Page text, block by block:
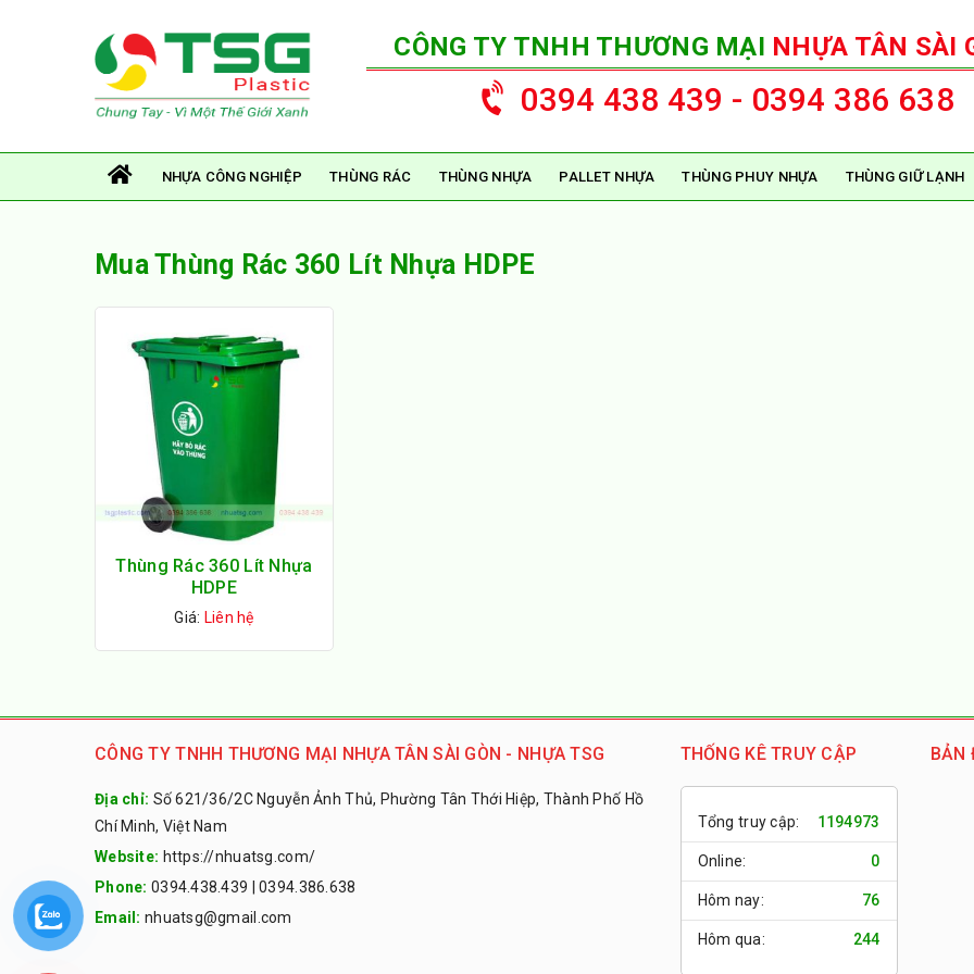
CÔNG TY TNHH THƯƠNG MẠI NHỰA TÂN SÀI
0394 438 439 - 0394 386 638
NHỰA CÔNG NGHIỆP THÙNG RÁC THÙNG NHỰA PALLET NHỰA THÙNG PHUY NHỰA THÙNG GIỮ LẠNH
Mua Thùng Rác 360 Lít Nhựa HDPE
Thùng Rác 360 Lít Nhựa
HDPE
Giá: Liên hệ
CÔNG TY TNHH THƯƠNG MẠI NHỰA TÂN SÀI GÒN - NHỰA TSG
Địa chỉ: Số 621/36/2C Nguyễn Ảnh Thủ, Phường Tân Thới Hiệp, Thành Phố Hồ
Chí Minh, Việt Nam
Website: https://nhuatsg.com/
Phone: 0394.438.439 |0394.386.638
Email: nhuatsg@gmail.com
THỐNG KÊ TRUY CẬP
Tổng truy cập: 1194973
Online: 0
Hôm nay: 76
Hôm qua: 244
BẢN